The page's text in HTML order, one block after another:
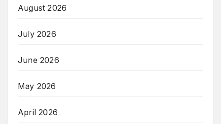
August 2026
July 2026
June 2026
May 2026
April 2026